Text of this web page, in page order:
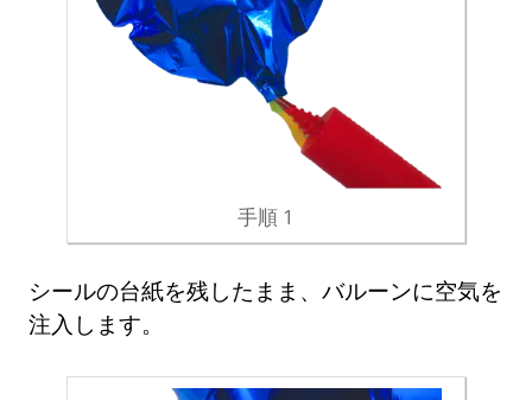
手順 1
シールの台紙を残したまま、バルーンに空気を
注入します。